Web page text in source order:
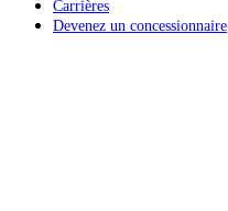
Carrières
Devenez un concessionnaire